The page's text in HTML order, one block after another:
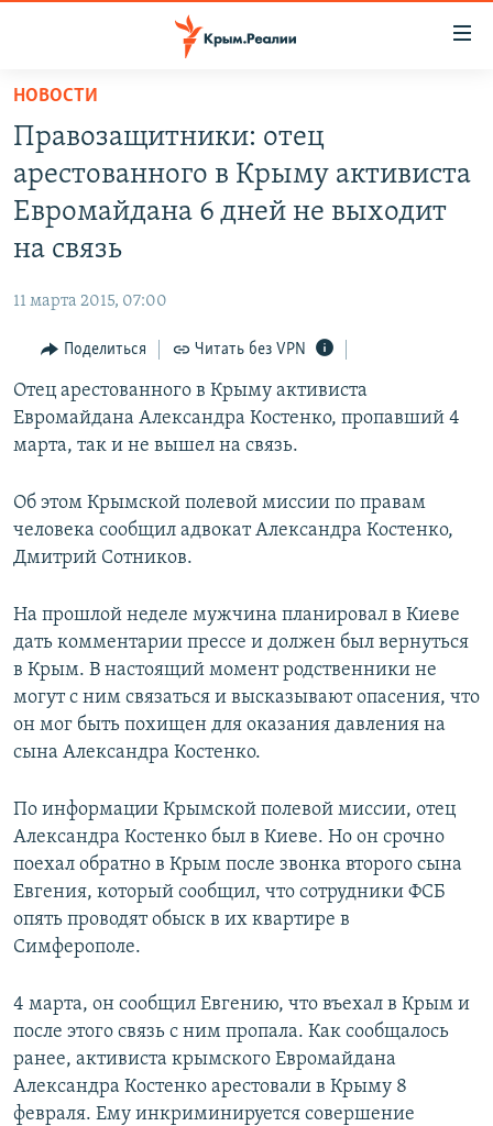
Вернуться
основному
содержанию
Вернутся
главной
Вернутся
поиску
СПЕЦПРОЕКТЫ
ВОДА
ИНТЕРАКТИВ
ИНФОГРАФИКА
ТЕЛЕПРОЕКТ КРЫМ.РЕАЛИИ
СОВЕТЫ ПРАВОЗАЩИТНИКОВ
ПОБЕДИТЕЛЕЙ НЕ СУДЯТ?
КРЫМ.НЕПОКОРЕННЫЙ
РАДІО СВОБОДА
КАК ОБОЙТИ БЛОКИРОВКУ
Українською
Qırımtatar
ПРИСОЕДИНЯЙТЕСЬ!
Все сайты RFE/RL
НОВОСТИ
Правозащитники: отец
арестованного в Крыму активиста
Евромайдана 6 дней не выходит
на связь
11 марта 2015, 07:00
Поделиться Читать без VPN
Отец арестованного в Крыму активиста
Евромайдана Александра Костенко, пропавший 4
марта, так и не вышел на связь.
Об этом Крымской полевой миссии по правам
человека сообщил адвокат Александра Костенко,
Дмитрий Сотников.
На прошлой неделе мужчина планировал в Киеве
дать комментарии прессе и должен был вернуться
в Крым. В настоящий момент родственники не
могут с ним связаться и высказывают опасения, что
он мог быть похищен для оказания давления на
сына Александра Костенко.
По информации Крымской полевой миссии, отец
Александра Костенко был в Киеве. Но он срочно
поехал обратно в Крым после звонка второго сына
Евгения, который сообщил, что сотрудники ФСБ
опять проводят обыск в их квартире в
Симферополе.
4 марта, он сообщил Евгению, что въехал в Крым и
после этого связь с ним пропала. Как сообщалось
ранее, активиста крымского Евромайдана
Александра Костенко арестовали в Крыму 8
февраля. Ему инкриминируется совершение